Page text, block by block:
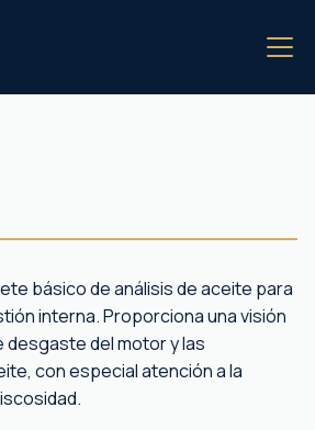
básico de análisis de aceite para
interna. Proporciona una visión
desgaste del motor y las
con especial atención a la